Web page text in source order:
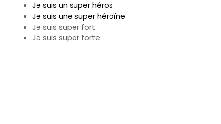
Je suis un super héros
Je suis une super héroïne
Je suis super fort
Je suis super forte